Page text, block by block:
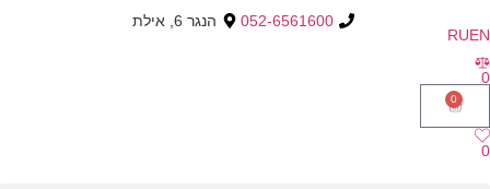
052-6561600
הנגר 6, אילת
EN
RU
0
0
0